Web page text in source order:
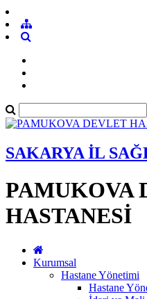
SAKARYA İL
PAMUKOVA
HASTANESİ
Kurumsal
Hastane Yönetimi
Hastane